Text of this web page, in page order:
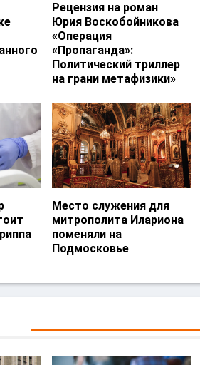
Рецензия на роман
Юрия Воскобойникова
«Операция
«Пропаганда»:
Политический триллер
на грани метафизики»
Место служения для
митрополита Илариона
поменяли на
Подмосковье